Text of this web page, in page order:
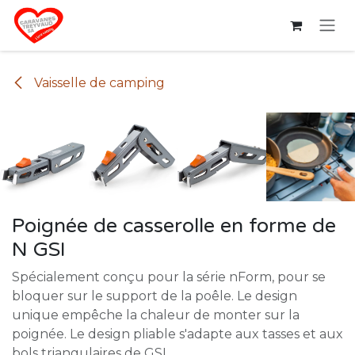
Se rendre au contenu
Vaisselle de camping
Poignée de casserolle en forme de
N GSI
Spécialement conçu pour la série nForm, pour se
bloquer sur le support de la poêle. Le design
unique empêche la chaleur de monter sur la
poignée. Le design pliable s'adapte aux tasses et aux